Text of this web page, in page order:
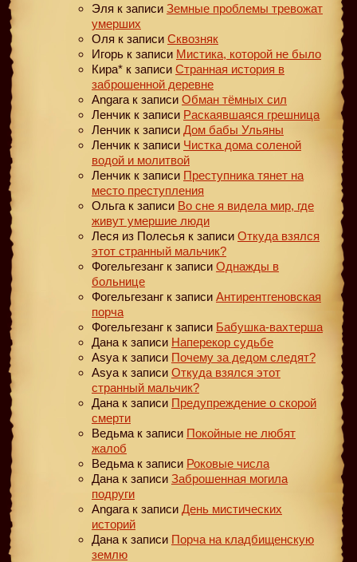
Эля к записи Земные проблемы тревожат
умерших
Оля к записи Сквозняк
Игорь к записи Мистика, которой не было
Кира* к записи Странная история в
заброшенной деревне
Angara к записи Обман тёмных сил
Ленчик к записи Раскаявшаяся грешница
Ленчик к записи Дом бабы Ульяны
Ленчик к записи Чистка дома соленой
водой и молитвой
Ленчик к записи Преступника тянет на
место преступления
Ольга к записи Во сне я видела мир, где
живут умершие люди
Леся из Полесья к записи Откуда взялся
этот странный мальчик?
Фогельгезанг к записи Однажды в
больнице
Фогельгезанг к записи Антирентгеновская
порча
Фогельгезанг к записи Бабушка-вахтерша
Дана к записи Наперекор судьбе
Asya к записи Почему за дедом следят?
Asya к записи Откуда взялся этот
странный мальчик?
Дана к записи Предупреждение о скорой
смерти
Ведьма к записи Покойные не любят
жалоб
Ведьма к записи Роковые числа
Дана к записи Заброшенная могила
подруги
Angara к записи День мистических
историй
Дана к записи Порча на кладбищенскую
землю